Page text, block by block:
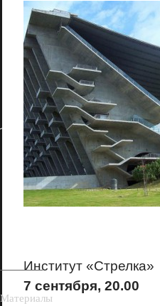
Институт «Стрелка»
7 сентября, 20.00
18+
Материалы